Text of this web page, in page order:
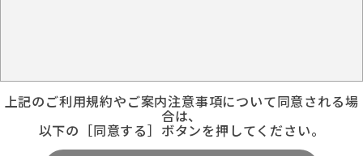
上記のご利用規約やご案内注意事項について同意される場
合は、
以下の［同意する］ボタンを押してください。